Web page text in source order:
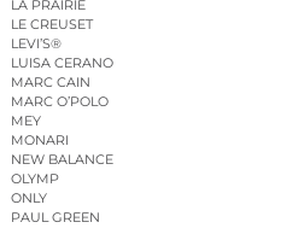
LA PRAIRIE
LE CREUSET
LEVI’S®
LUISA CERANO
MARC CAIN
MARC O’POLO
MEY
MONARI
NEW BALANCE
OLYMP
ONLY
PAUL GREEN